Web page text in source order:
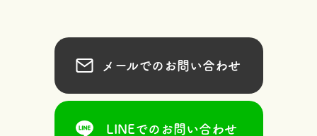
メールでのお問い合わせ
LINEでのお問い合わせ